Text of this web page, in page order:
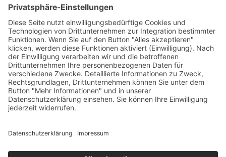
Kircher
∎ Karerseestrasse 124
Welschnofen ∎ Südtirol/Italien
Tel. + Fax 0039 340 401
6259 ∎ info@geigerhof.it
